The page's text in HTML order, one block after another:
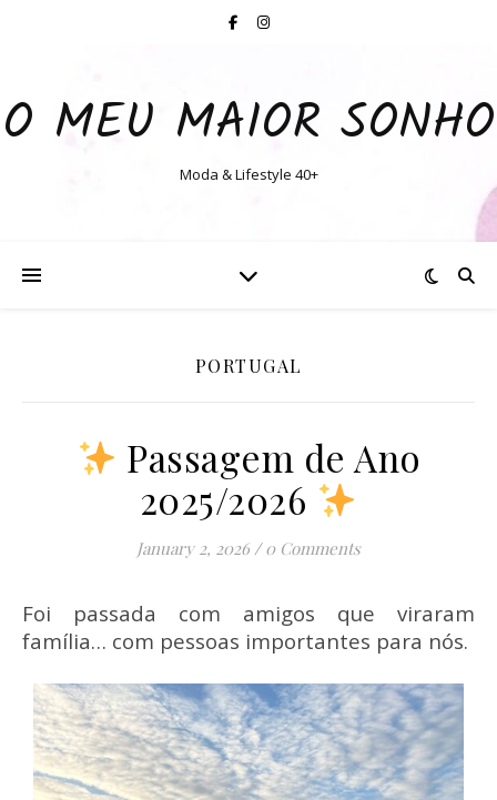
O MEU MAIOR SONHO
Moda & Lifestyle 40+
PORTUGAL
Passagem de Ano
2025/2026
January 2, 2026 / 0 Comments
Foi passada com amigos que viraram
família… com pessoas importantes para nós.